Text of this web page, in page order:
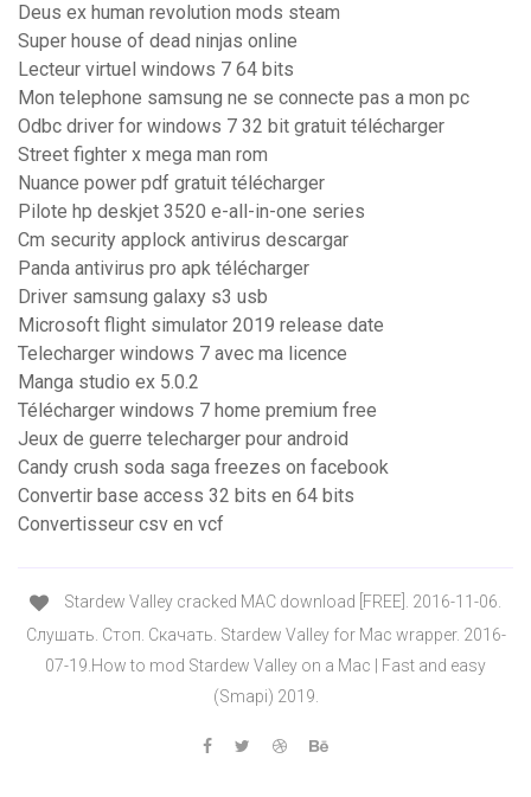
Deus ex human revolution mods steam
Super house of dead ninjas online
Lecteur virtuel windows 7 64 bits
Mon telephone samsung ne se connecte pas a mon pc
Odbc driver for windows 7 32 bit gratuit télécharger
Street fighter x mega man rom
Nuance power pdf gratuit télécharger
Pilote hp deskjet 3520 e-all-in-one series
Cm security applock antivirus descargar
Panda antivirus pro apk télécharger
Driver samsung galaxy s3 usb
Microsoft flight simulator 2019 release date
Telecharger windows 7 avec ma licence
Manga studio ex 5.0.2
Télécharger windows 7 home premium free
Jeux de guerre telecharger pour android
Candy crush soda saga freezes on facebook
Convertir base access 32 bits en 64 bits
Convertisseur csv en vcf
Stardew Valley cracked MAC download [FREE]. 2016-11-06.
Слушать. Стоп. Скачать. Stardew Valley for Mac wrapper. 2016-
07-19.How to mod Stardew Valley on a Mac | Fast and easy
(Smapi) 2019.